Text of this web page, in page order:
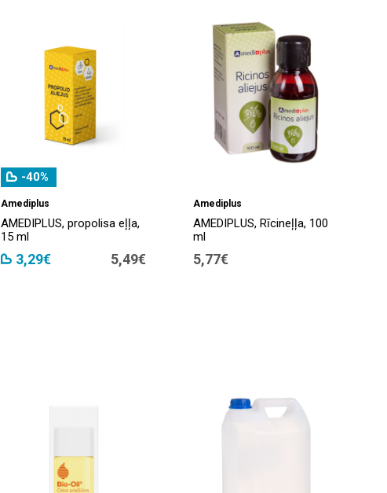
-40%
Amediplus
AMEDIPLUS, propolisa eļļa,
15 ml
3,29€ 5,49€
Amediplus
AMEDIPLUS, Rīcineļļa, 100
ml
5,77€